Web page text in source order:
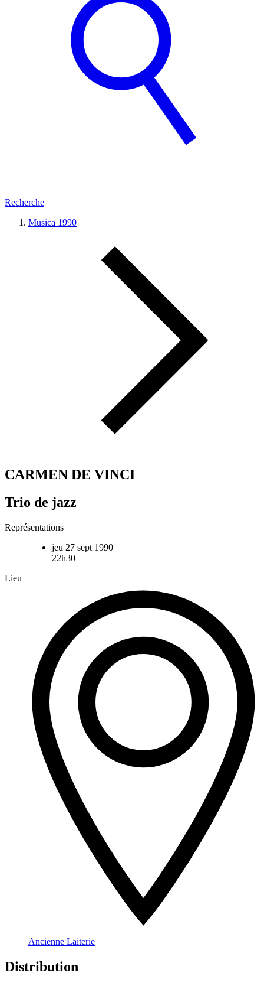
Recherche
Musica 1990
CARMEN DE VINCI
Trio de jazz
Représentations
jeu 27 sept 1990
22h30
Lieu
Ancienne Laiterie
Distribution